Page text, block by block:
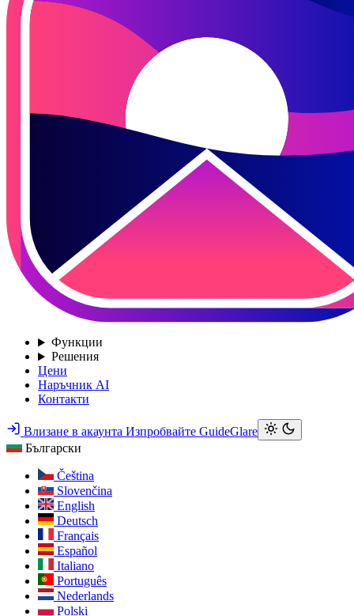
Функции
Решения
Цени
Наръчник AI
Контакти
Влизане в акаунта Изпробвайте GuideGlare
Български
Čeština
Slovenčina
English
Deutsch
Français
Español
Italiano
Português
Nederlands
Polski